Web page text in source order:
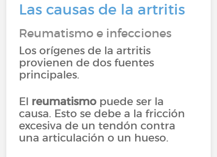
Las causas de la artritis
Reumatismo e infecciones
Los orígenes de la artritis
provienen de dos fuentes
principales.
El reumatismo puede ser la
causa. Esto se debe a la fricción
excesiva de un tendón contra
una articulación o un hueso.